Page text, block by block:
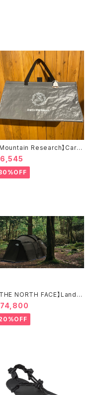
Mountain Research】Carry
（A）
THE NORTH FACE】Lander